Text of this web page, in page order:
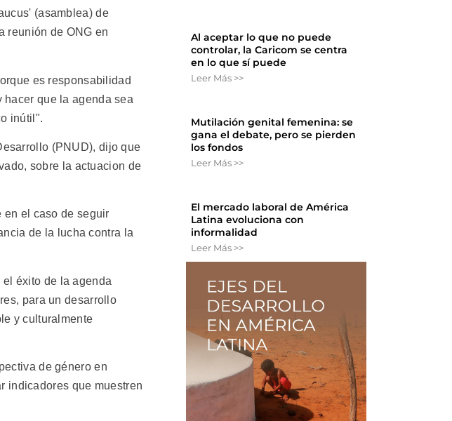
(asamblea) de
reunión de ONG en
es responsabilidad
que la agenda sea
inútil".
(PNUD), dijo que
sobre la actuacion de
en el caso de seguir
de la lucha contra la
éxito de la agenda
para un desarrollo
y culturalmente
de género en
indicadores que muestren
Al aceptar lo que no puede
controlar, la Caricom se centra
en lo que sí puede
Leer Más >>
Mutilación genital femenina: se
gana el debate, pero se pierden
los fondos
Leer Más >>
El mercado laboral de América
Latina evoluciona con
informalidad
Leer Más >>